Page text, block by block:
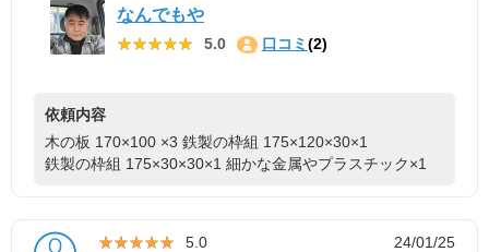
なんでもや
★★★★★
★★★★★ 5.0 口コミ (2)
依頼内容
木の板 170×100 ×3 鉄製の枠組 175×120×30×1
鉄製の枠組 175×30×30×1 細かな金属やプラスチック×1
★★★★★
★★★★★ 5.0
24/01/25